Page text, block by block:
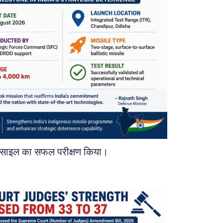
का सफल परीक्षण किया।